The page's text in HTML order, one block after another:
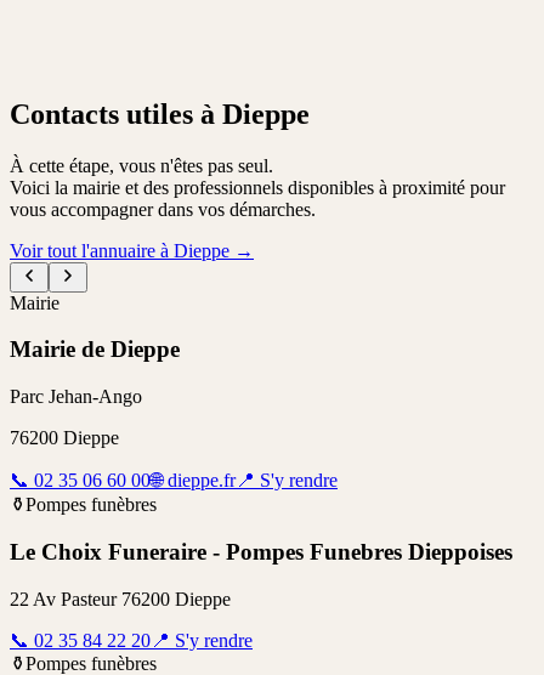
Contacts utiles à Dieppe
À cette étape, vous n'êtes pas seul.
Voici la mairie et des professionnels disponibles à proximité pour
vous accompagner dans vos démarches.
Voir tout l'annuaire à Dieppe →
Mairie
Mairie de Dieppe
Parc Jehan-Ango
76200 Dieppe
📞 02 35 06 60 00🌐 dieppe.fr📍 S'y rendre
⚱️Pompes funèbres
Le Choix Funeraire - Pompes Funebres Dieppoises
22 Av Pasteur 76200 Dieppe
📞 02 35 84 22 20 📍 S'y rendre
⚱️Pompes funèbres